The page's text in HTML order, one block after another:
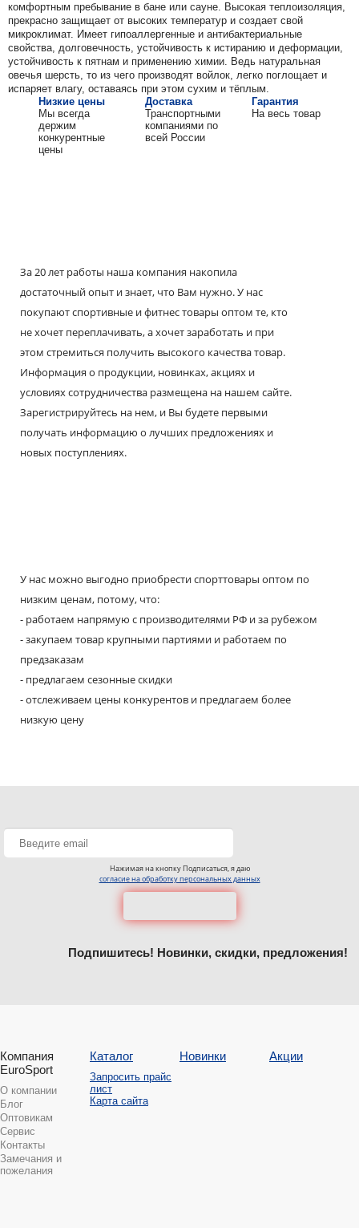
комфортным пребывание в бане или сауне. Высокая теплоизоляция,
прекрасно защищает от высоких температур и создает свой
микроклимат. Имеет гипоаллергенные и антибактериальные
свойства, долговечность, устойчивость к истиранию и деформации,
устойчивость к пятнам и применению химии. Ведь натуральная
овечья шерсть, то из чего производят войлок, легко поглощает и
испаряет влагу, оставаясь при этом сухим и тёплым.
Низкие цены
Мы всегда
держим
конкурентные
цены
Доставка
Транспортными
компаниями по
всей России
Гарантия
На весь товар
За 20 лет работы наша компания накопила
достаточный опыт и знает, что Вам нужно. У нас
покупают спортивные и фитнес товары оптом те, кто
не хочет переплачивать, а хочет заработать и при
этом стремиться получить высокого качества товар.
Информация о продукции, новинках, акциях и
условиях сотрудничества размещена на нашем сайте.
Зарегистрируйтесь на нем, и Вы будете первыми
получать информацию о лучших предложениях и
новых поступлениях.
У нас можно выгодно приобрести спорттовары оптом по
низким ценам, потому, что:
- работаем напрямую с производителями РФ и за рубежом
- закупаем товар крупными партиями и работаем по
предзаказам
- предлагаем сезонные скидки
- отслеживаем цены конкурентов и предлагаем более
низкую цену
Нажимая на кнопку Подписаться, я даю
согласие на обработку персональных данных
Подпишитесь! Новинки, скидки, предложения!
Компания
EuroSport
О компании
Блог
Оптовикам
Сервис
Контакты
Замечания и
пожелания
Каталог
Запросить прайс
лист
Карта сайта
Новинки Акции